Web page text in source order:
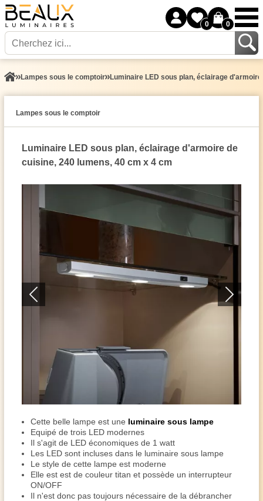
0 0
Lampes sous le comptoir Luminaire LED sous plan, éclairage
Lampes sous le comptoir
Luminaire LED sous plan, éclairage d'armoire de
cuisine, 240 lumens, 40 cm x 4 cm
Cette belle lampe est une luminaire sous lampe
Equipé de trois LED modernes
Il s'agit de LED économiques de 1 watt
Les LED sont incluses dans le luminaire sous lampe
Le style de cette lampe est moderne
Elle est est de couleur titan et possède un interrupteur
ON/OFF
Il n'est donc pas toujours nécessaire de la débrancher